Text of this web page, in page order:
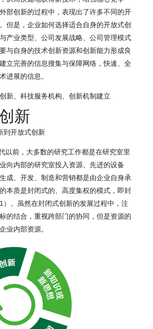
部创新的过程中，表现出了许多不同的开
但是，企业如何选择适合自身的开放式创
产业类型、公司发展战略、公司管理模式
与自身的技术创新资源和创新能力形成良
立完善的信息搜集与保障网络，快速、全
进展的信息。
新、科技服务机构、创新机制建立
新
到开放式创新
以前，大多数的研究工作都是在研究室里
向内部的研究室投入资源、先进的设备
成、开发、制造和营销都是由企业自身承
本质是封闭式的、高度集权的模式，即封
）。虽然在封闭式创新的发展过程中，注
的结合，重视跨部门的协同，但是资源的
业内部资源。